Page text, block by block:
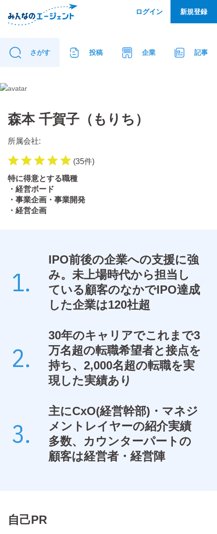
さがす 投稿 企業 記事
ログイン 新規登録
森本 千賀子（もりち）
所属会社:
(35件)
特に得意とする職種
経営ボード
事業企画・事業開発
経営企画
IPO前後の企業への支援に強
み。未上場時代から担当し
ている顧客のなかでIPO達成
した企業は120社超
30年のキャリアでこれまで3
万名超の転職希望者と接点を
持ち、2,000名超の転職を実
現した実績あり
主にCxO(経営幹部)・マネジ
メントレイヤーの紹介実績
多数、カウンターパートの
顧客は経営者・経営陣
自己PR